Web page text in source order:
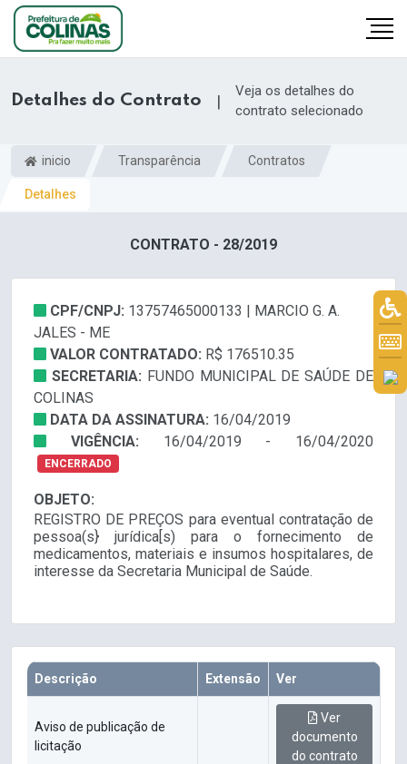
Detalhes do Contrato |
Veja os detalhes do
contrato selecionado
inicio Transparência Contratos
Detalhes
CONTRATO - 28/2019
CPF/CNPJ: 13757465000133 | MARCIO G. A.
JALES - ME
VALOR CONTRATADO: R$ 176510.35
SECRETARIA: FUNDO MUNICIPAL DE SAÚDE DE
COLINAS
DATA DA ASSINATURA: 16/04/2019
VIGÊNCIA: 16/04/2019 - 16/04/2020
ENCERRADO
OBJETO:
REGISTRO DE PREÇOS para eventual contratação de
pessoa(s} jurídica[s) para o fornecimento de
medicamentos, materiais e insumos hospitalares, de
interesse da Secretaria Municipal de Saúde.
Descrição Extensão Ver
Aviso de publicação de
licitação
Ver
documento
do contrato